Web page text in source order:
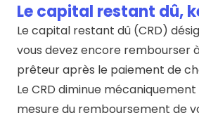
Le capital restant dû,
Le capital restant dû (CRD)
vous devez encore rembourser
prêteur après le paiement de
Le CRD diminue
mesure du remboursement de